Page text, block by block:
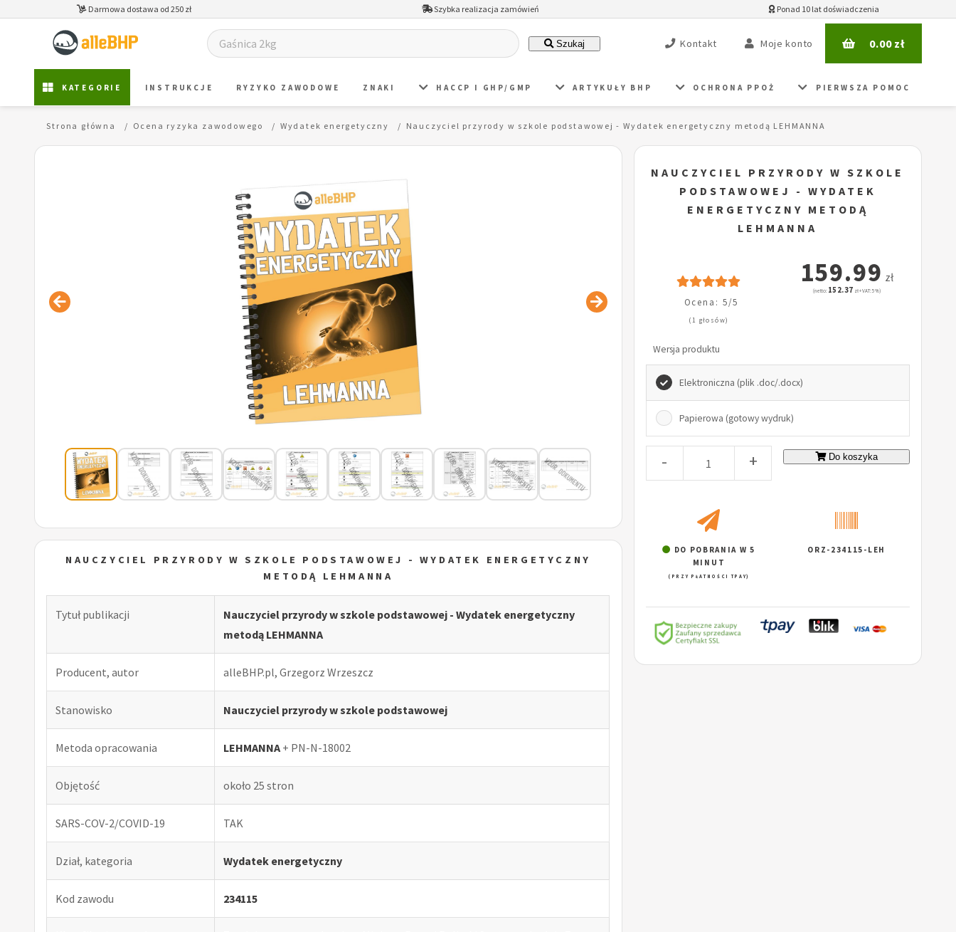
Darmowa dostawa od 250 zł Szybka realizacja zamówień Ponad 10 lat doświadczenia
Szukaj Kontakt Moje konto 0.00zł
KATEGORIE INSTRUKCJE RYZYKO ZAWODOWE ZNAKI HACCP I GHP/GMP ARTYKUŁY BHP OCHRONA PPOŻ PIERWSZA POMOC
Strona główna Ocena ryzyka zawodowego Wydatek energetyczny Nauczyciel przyrody w szkole podstawowej - Wydatek energetyczny metodą LEHMANNA
NAUCZYCIEL PRZYRODY W SZKOLE PODSTAWOWEJ - WYDATEK ENERGETYCZNY
METODĄ LEHMANNA
Tytuł publikacji
Nauczyciel przyrody w szkole podstawowej - Wydatek energetyczny
metodą LEHMANNA
Producent, autor alleBHP.pl, Grzegorz Wrzeszcz
Stanowisko Nauczyciel przyrody w szkole podstawowej
Metoda opracowania LEHMANNA + PN-N-18002
Objętość około 25 stron
SARS-COV-2/COVID-19 TAK
Dział, kategoria Wydatek energetyczny
Kod zawodu 234115
NAUCZYCIEL PRZYRODY W SZKOLE
PODSTAWOWEJ - WYDATEK
ENERGETYCZNY METODĄ
LEHMANNA
Ocena: 5/5
(1 głosów)
159.99 zł
(netto: 152.37 zł + VAT: 5%)
Wersja produktu
Elektroniczna (plik .doc/.docx)
Papierowa (gotowy wydruk)
- + Do koszyka
DO POBRANIA W 5
MINUT
(PRZY PŁATNOŚCI TPAY)
ORZ-234115-LEH